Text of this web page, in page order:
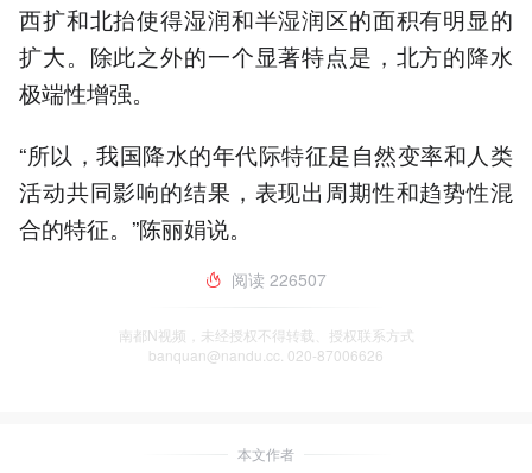
西扩和北抬使得湿润和半湿润区的面积有明显的
扩大。除此之外的一个显著特点是，北方的降水
极端性增强。
“所以，我国降水的年代际特征是自然变率和人类
活动共同影响的结果，表现出周期性和趋势性混
合的特征。”陈丽娟说。
阅读 226507
南都N视频，未经授权不得转载、授权联系方式
banquan@nandu.cc. 020-87006626
本文作者